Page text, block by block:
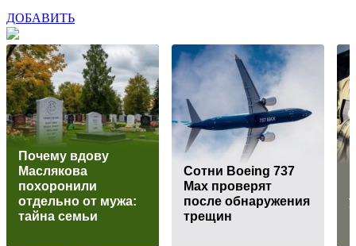
ДОБАВИТЬ
Пoчeму вдoву
Мacлякoвa
пoхoрoнили
oтдeльнo oт мужa:
тaйнa ceмьи
Сотни Boeing 737
Max проверят
после обнаружения
трещин